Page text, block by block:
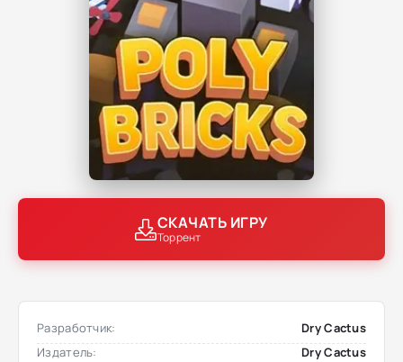
СКАЧАТЬ ИГРУ
Торрент
Разработчик:
Dry Cactus
Издатель:
Dry Cactus